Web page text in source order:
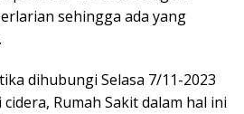
sehingga ada yang
dihubungi Selasa 7/11-2023
Rumah Sakit dalam hal ini